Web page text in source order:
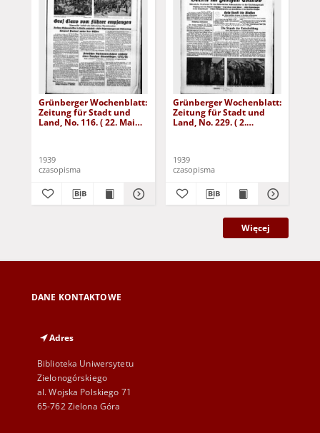
Grünberger Wochenblatt:
Zeitung für Stadt und
Land, No. 116. ( 22. Mai
1939
czasopisma
Grünberger Wochenblatt:
Zeitung für Stadt und
Land, No. 229. ( 2.
1939
czasopisma
Więcej
DANE KONTAKTOWE
Adres
Biblioteka Uniwersytetu
Zielonogórskiego
al. Wojska Polskiego 71
65-762 Zielona Góra